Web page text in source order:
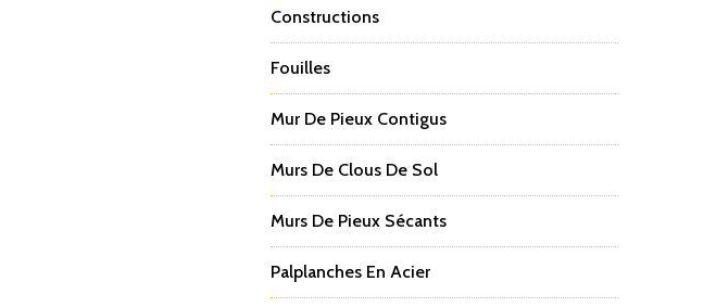
Constructions
Fouilles
Mur De Pieux Contigus
Murs De Clous De Sol
Murs De Pieux Sécants
Palplanches En Acier